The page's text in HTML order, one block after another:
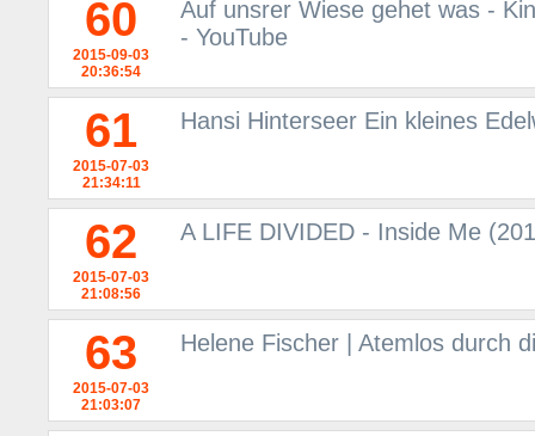
60
2015-09-03
20:36:54
Auf unsrer Wiese gehet was -
- YouTube
61
2015-07-03
21:34:11
Hansi Hinterseer Ein kleines
62
2015-07-03
21:08:56
A LIFE DIVIDED - Inside Me
63
2015-07-03
21:03:07
Helene Fischer | Atemlos durch